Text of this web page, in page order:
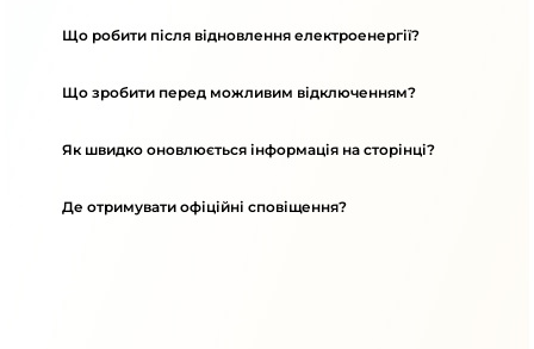
Що робити після відновлення електроенергії?
Що зробити перед можливим відключенням?
Як швидко оновлюється інформація на сторінці?
Де отримувати офіційні сповіщення?